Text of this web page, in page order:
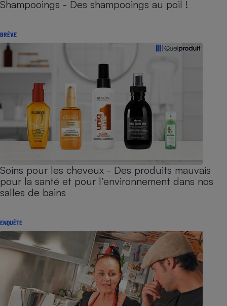
Shampooings - Des shampooings au poil !
BRÈVE
Soins pour les cheveux - Des produits mauvais
pour la santé et pour l’environnement dans nos
salles de bains
ENQUÊTE